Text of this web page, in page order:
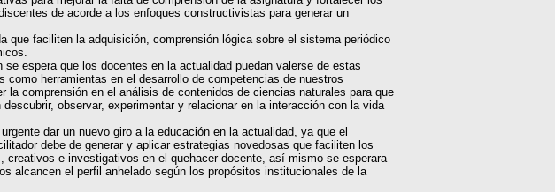
de acorde a los enfoques constructivistas para generar un
que faciliten la adquisición, comprensión lógica sobre el sistema periódico
se espera que los docentes en la actualidad puedan valerse de estas
como herramientas en el desarrollo de competencias de nuestros
la comprensión en el análisis de contenidos de ciencias naturales para que
descubrir, observar, experimentar y relacionar en la interacción con la vida
dar un nuevo giro a la educación en la actualidad, ya que el
debe de generar y aplicar estrategias novedosas que faciliten los
creativos e investigativos en el quehacer docente, así mismo se esperara
alcancen el perfil anhelado según los propósitos institucionales de la